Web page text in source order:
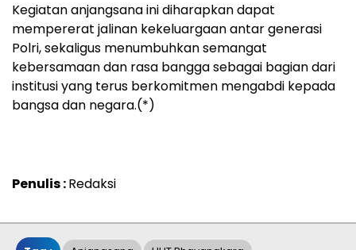
Kegiatan anjangsana ini diharapkan dapat
mempererat jalinan kekeluargaan antar generasi
Polri, sekaligus menumbuhkan semangat
kebersamaan dan rasa bangga sebagai bagian dari
institusi yang terus berkomitmen mengabdi kepada
bangsa dan negara.(*)
Penulis :Redaksi